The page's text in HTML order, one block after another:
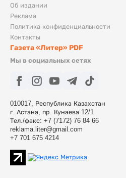
Об издании
Реклама
Политика конфиденциальности
Контакты
Газета «Литер» PDF
Мы в социальных сетях
010017, Республика Казахстан
г. Астана, пр. Кунаева 12/1
Тел./факс: +7 (7172) 76 84 66
reklama.liter@gmail.com
+7 701 675 4214